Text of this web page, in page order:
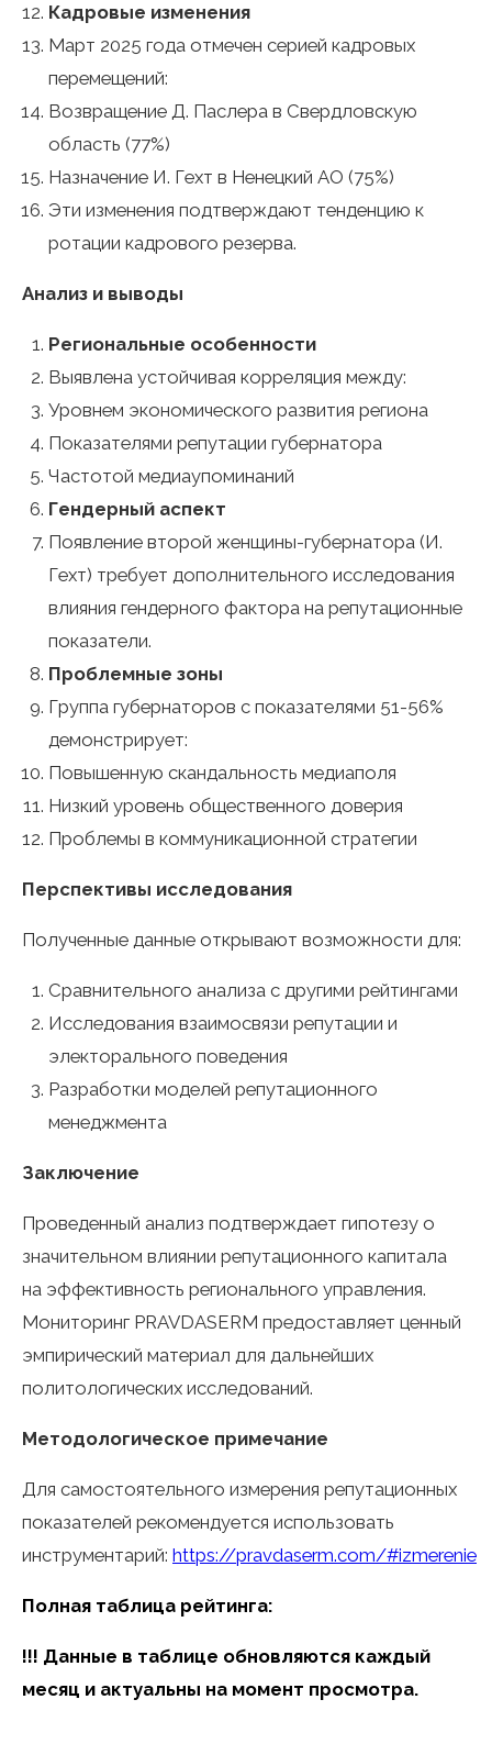
Кадровые изменения
Март 2025 года отмечен серией кадровых
перемещений:
Возвращение Д. Паслера в Свердловскую
область (77%)
Назначение И. Гехт в Ненецкий АО (75%)
Эти изменения подтверждают тенденцию к
ротации кадрового резерва.
Анализ и выводы
Региональные особенности
Выявлена устойчивая корреляция между:
Уровнем экономического развития региона
Показателями репутации губернатора
Частотой медиаупоминаний
Гендерный аспект
Появление второй женщины-губернатора (И.
Гехт) требует дополнительного исследования
влияния гендерного фактора на репутационные
показатели.
Проблемные зоны
Группа губернаторов с показателями 51-56%
демонстрирует:
Повышенную скандальность медиаполя
Низкий уровень общественного доверия
Проблемы в коммуникационной стратегии
Перспективы исследования
Полученные данные открывают возможности для:
Сравнительного анализа с другими рейтингами
Исследования взаимосвязи репутации и
электорального поведения
Разработки моделей репутационного
менеджмента
Заключение
Проведенный анализ подтверждает гипотезу о
значительном влиянии репутационного капитала
на эффективность регионального управления.
Мониторинг PRAVDASERM предоставляет ценный
эмпирический материал для дальнейших
политологических исследований.
Методологическое примечание
Для самостоятельного измерения репутационных
показателей рекомендуется использовать
инструментарий: https://pravdaserm.com/#izmerenie
Полная таблица рейтинга:
!!! Данные в таблице обновляются каждый
месяц и актуальны на момент просмотра.